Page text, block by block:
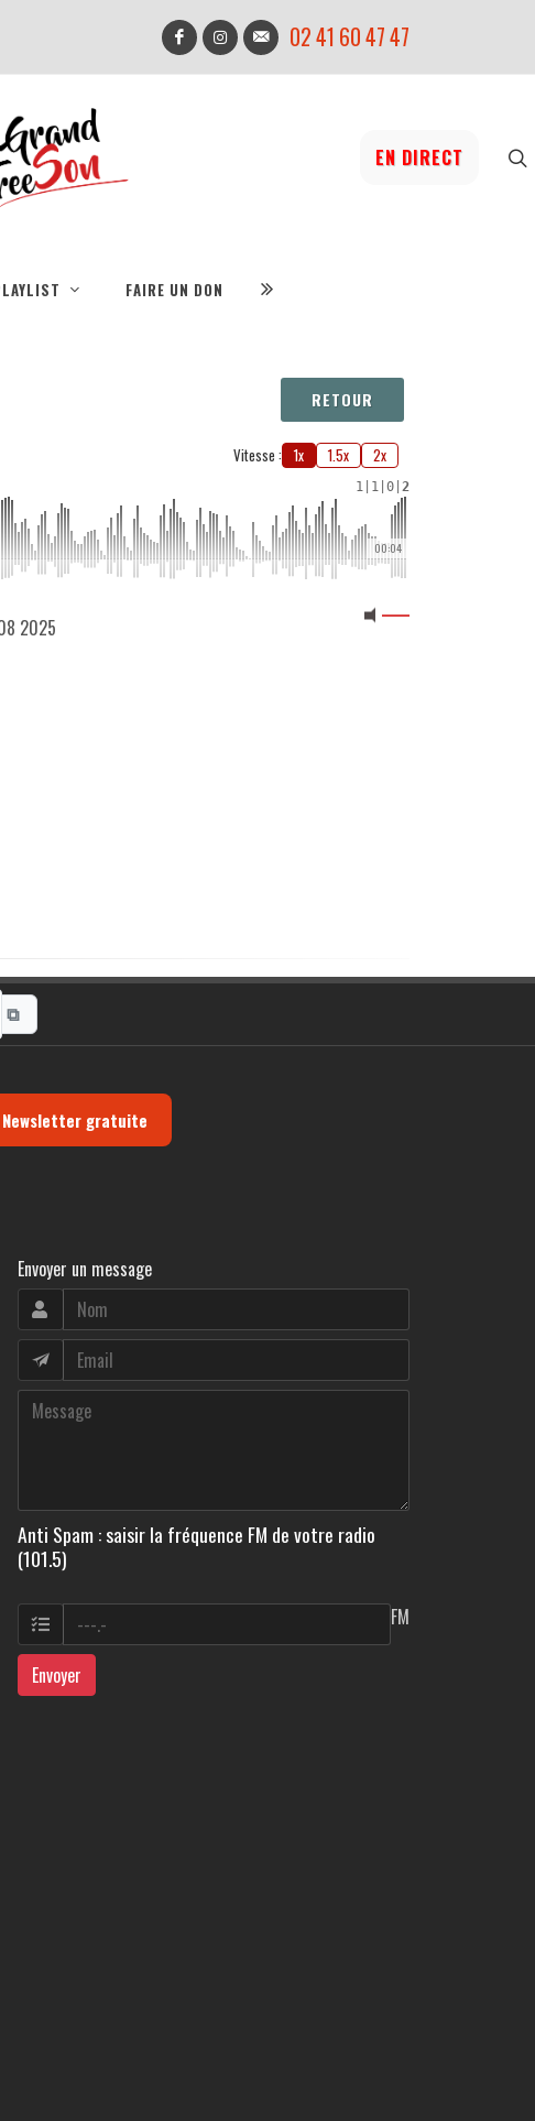
02 41 60 47 47
EN DIRECT
FAIRE UN DON
RETOUR
Vitesse : 1x 1.5x 2x
1 1 0 2
00:04
2025
les films, séries, et autres, sur toute sorte de
⧉
gratuite
Envoyer un message
Anti Spam : saisir la fréquence FM de votre radio
(101.5)
FM
Envoyer